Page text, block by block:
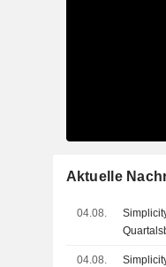
Aktuelle
04.08.
04.08.